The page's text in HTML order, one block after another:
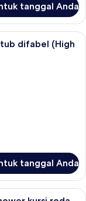
tanggal Anda
bantalan ekstra
difabel (High
tanggal Anda
bantalan ekstra